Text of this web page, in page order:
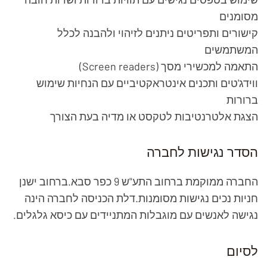
מסומנים
קישורים ותפריטים ניתנים לזיהוי ולהבנה לכלל
המשתמשים
התאמה למכשירי מסך (Screen readers)
ווידג'טים ותכנים אינטראקטיביים עם הנחיות שימוש
ברורות
הצגת אלטרנטיבות לטקסט או מדיה בעת הצורך
הסדר נגישות לחברה
החברה ממוקמת ברחוב התע"ש 9 כפר סבא.
ברחוב ישנן
חניות נכים נגישות מסומנות.דלת הכניסה לחברה הינה
נגישה לאנשים עם מוגבלות המתניידים עם כיסא גלגלים.
לסיום